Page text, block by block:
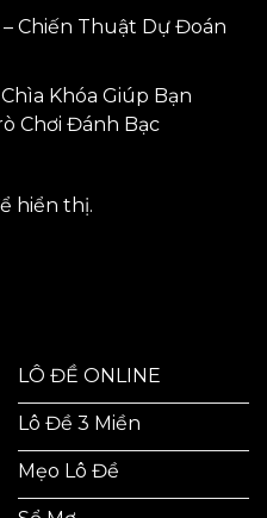
Chiến Thuật Dự Đoán
Khóa Giúp Bạn
Chơi Đánh Bạc
hiển thị.
LÔ ĐỀ ONLINE
Lô Đề 3 Miền
Mẹo Lô Đề